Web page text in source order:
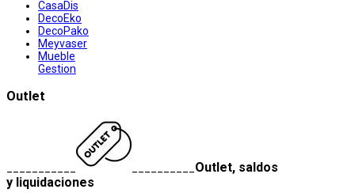
CasaDis
DecoEko
DecoPako
Meyvaser
Mueble
Gestion
Outlet
Outlet, saldos
y liquidaciones